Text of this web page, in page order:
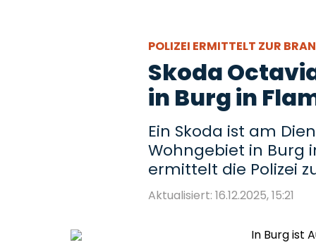
POLIZEI ERMITTELT ZUR
Skoda
in Burg in
Ein Skoda ist am
Wohngebiet in Burg
ermittelt die Polizei
Aktualisiert: 16.12.2025, 15:21